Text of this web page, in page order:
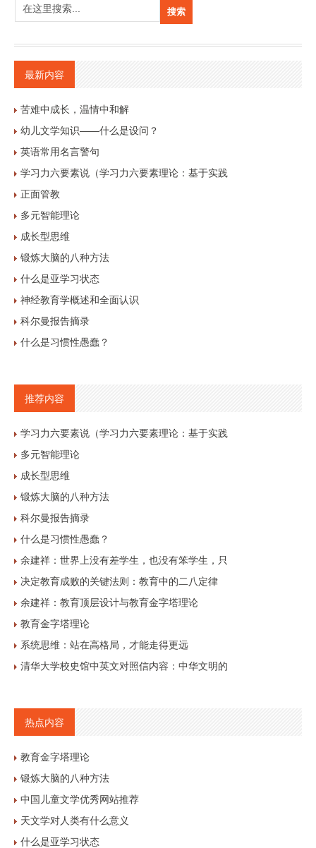
最新内容
苦难中成长，温情中和解
幼儿文学知识——什么是设问？
英语常用名言警句
学习力六要素说（学习力六要素理论：基于实践
正面管教
多元智能理论
成长型思维
锻炼大脑的八种方法
什么是亚学习状态
神经教育学概述和全面认识
科尔曼报告摘录
什么是习惯性愚蠢？
推荐内容
学习力六要素说（学习力六要素理论：基于实践
多元智能理论
成长型思维
锻炼大脑的八种方法
科尔曼报告摘录
什么是习惯性愚蠢？
余建祥：世界上没有差学生，也没有笨学生，只
决定教育成败的关键法则：教育中的二八定律
余建祥：教育顶层设计与教育金字塔理论
教育金字塔理论
系统思维：站在高格局，才能走得更远
清华大学校史馆中英文对照信内容：中华文明的
热点内容
教育金字塔理论
锻炼大脑的八种方法
中国儿童文学优秀网站推荐
天文学对人类有什么意义
什么是亚学习状态